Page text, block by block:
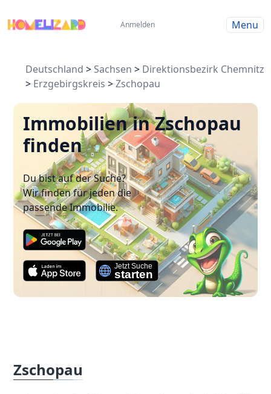
Anmelden Menu
Deutschland > Sachsen > Direktionsbezirk Chemnitz
> Erzgebirgskreis >Zschopau
Immobilien in Zschopau
finden
Du bist auf der Suche?
Wir finden für jeden die
passende Immobilie.
Zschopau